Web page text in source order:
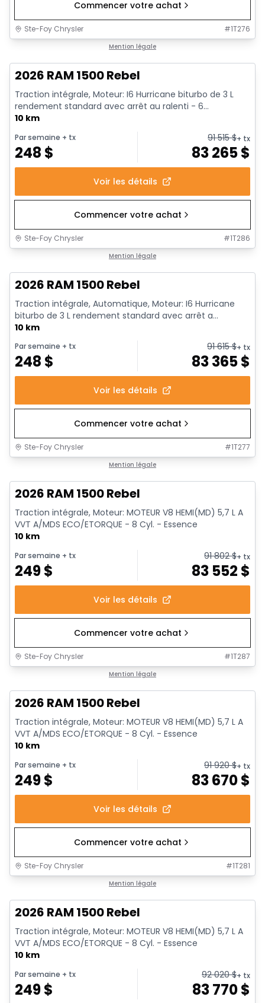
Commencer votre achat
Ste-Foy Chrysler #1T276
Mention légale
2026 RAM 1500 Rebel
Traction intégrale, Moteur: I6 Hurricane biturbo de 3 L
rendement standard avec arrêt au ralenti - 6...
10 km
Par semaine + tx
248 $
91 515$+ tx
83 265$
Voir les détails
Commencer votre achat
Ste-Foy Chrysler #1T286
Mention légale
2026 RAM 1500 Rebel
Traction intégrale, Automatique, Moteur: I6 Hurricane
biturbo de 3 L rendement standard avec arrêt a...
10 km
Par semaine + tx
248 $
91 615$+ tx
83 365$
Voir les détails
Commencer votre achat
Ste-Foy Chrysler #1T277
Mention légale
2026 RAM 1500 Rebel
Traction intégrale, Moteur: MOTEUR V8 HEMI(MD) 5,7 L A
VVT A/MDS ECO/ETORQUE - 8 Cyl. - Essence
10 km
Par semaine + tx
249$
91 802$+ tx
83 552 $
Voir les détails
Commencer votre achat
Ste-Foy Chrysler #1T287
Mention légale
2026 RAM 1500 Rebel
Traction intégrale, Moteur: MOTEUR V8 HEMI(MD) 5,7 L A
VVT A/MDS ECO/ETORQUE - 8 Cyl. - Essence
10 km
Par semaine + tx
249$
91 920$+ tx
83 670$
Voir les détails
Commencer votre achat
Ste-Foy Chrysler #1T281
Mention légale
2026 RAM 1500 Rebel
Traction intégrale, Moteur: MOTEUR V8 HEMI(MD) 5,7 L A
VVT A/MDS ECO/ETORQUE - 8 Cyl. - Essence
10 km
Par semaine + tx
249$
92 020$+ tx
83 770$